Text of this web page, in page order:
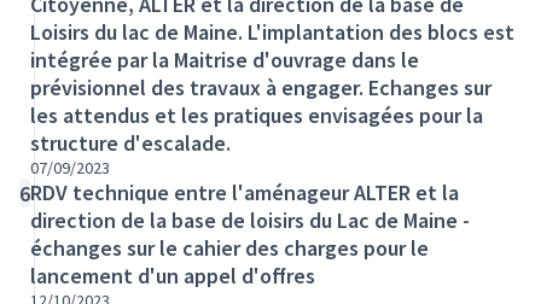
Loisirs du lac de Maine. L'implantation des blocs est
intégrée par la Maitrise d'ouvrage dans le
prévisionnel des travaux à engager. Echanges sur
les attendus et les pratiques envisagées pour la
structure d'escalade.
07/09/2023
6RDV technique entre l'aménageur ALTER et la
direction de la base de loisirs du Lac de Maine -
échanges sur le cahier des charges pour le
lancement d'un appel d'offres